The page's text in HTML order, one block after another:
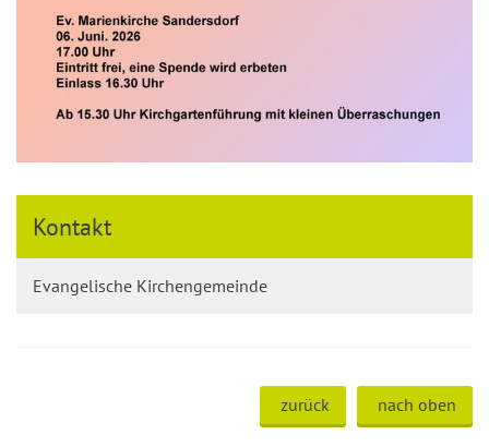
Kontakt
Evangelische Kirchengemeinde
zurück nach oben